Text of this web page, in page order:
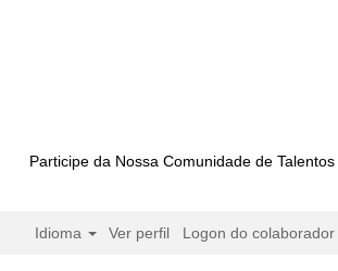
Participe da Nossa Comunidade de Talentos
Idioma Ver perfil Logon do colaborador